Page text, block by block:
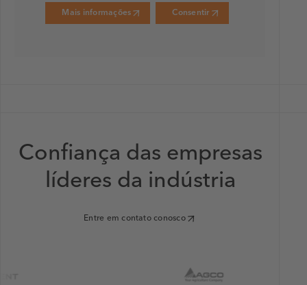
Mais informações Consentir
Confiança das empresas
líderes da indústria
Entre em contato conosco